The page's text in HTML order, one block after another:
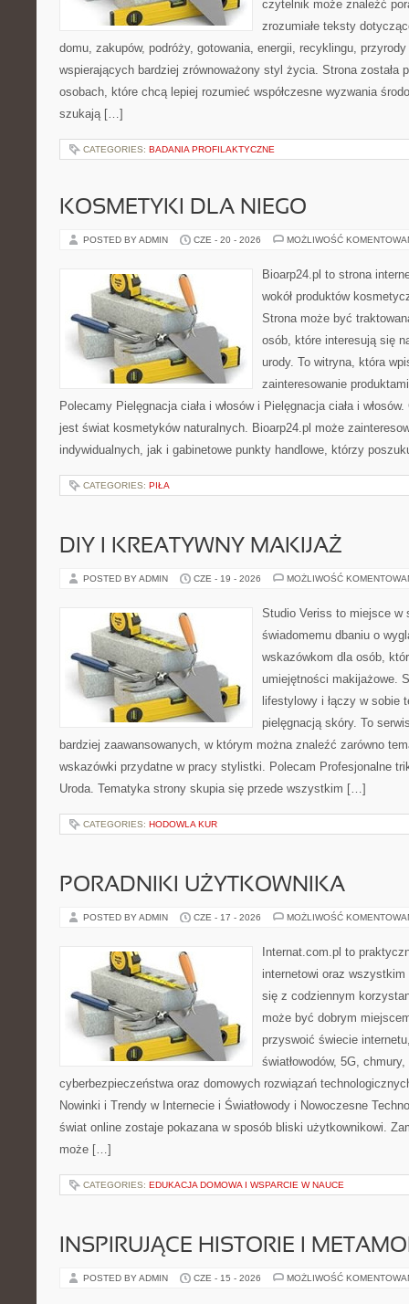
czytelnik może znaleźć
zrozumiałe teksty
domu, zakupów, podróży, gotowania, energii, recyklingu,
wspierających bardziej zrównoważony styl życia. Strona została
osobach, które chcą lepiej rozumieć współczesne wyzwania
szukają […]
CATEGORIES: BADANIA PROFILAKTYCZNE
KOSMETYKI DLA NIEGO
POSTED BY ADMIN CZE - 20 - 2026 MOŻLIWOŚĆ
Bioarp24.pl to strona
wokół produktów
Strona może być
osób, które interesują się
urody. To witryna, która
zainteresowanie
Polecamy Pielęgnacja ciała i włosów i Pielęgnacja ciała i
jest świat kosmetyków naturalnych. Bioarp24.pl może
indywidualnych, jak i gabinetowe punkty handlowe, którzy
CATEGORIES: PIŁA
DIY I KREATYWNY MAKIJAŻ
POSTED BY ADMIN CZE - 19 - 2026 MOŻLIWOŚĆ
Studio Veriss to miejsce w
świadomemu dbaniu o
wskazówkom dla osób,
umiejętności makijażowe.
lifestylowy i łączy w sobie
pielęgnacją skóry. To
bardziej zaawansowanych, w którym można znaleźć zarówno
wskazówki przydatne w pracy stylistki. Polecam Profesjonalne
Uroda. Tematyka strony skupia się przede wszystkim […]
CATEGORIES: HODOWLA KUR
PORADNIKI UŻYTKOWNIKA
POSTED BY ADMIN CZE - 17 - 2026 MOŻLIWOŚĆ
Internat.com.pl to
internetowi oraz
się z codziennym
może być dobrym
przyswoić świecie
światłowodów, 5G,
cyberbezpieczeństwa oraz domowych rozwiązań
Nowinki i Trendy w Internecie i Światłowody i Nowoczesne
świat online zostaje pokazana w sposób bliski użytkownikowi.
może […]
CATEGORIES: EDUKACJA DOMOWA I WSPARCIE W NAUCE
INSPIRUJĄCE HISTORIE I
POSTED BY ADMIN CZE - 15 - 2026 MOŻLIWOŚĆ